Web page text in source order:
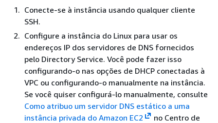
Conecte-se à instância usando qualquer cliente
SSH.
Configure a instância do Linux para usar os
endereços IP dos servidores de DNS fornecidos
pelo Directory Service. Você pode fazer isso
configurando-o nas opções de DHCP conectadas à
VPC ou configurando-o manualmente na instância.
Se você quiser configurá-lo manualmente, consulte
Como atribuo um servidor DNS estático a uma
instância privada do Amazon EC2
no Centro de